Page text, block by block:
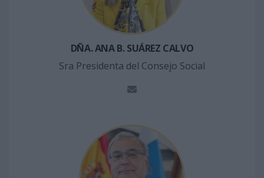
DÑA. ANA B. SUÁREZ CALVO
Sra Presidenta del Consejo Social